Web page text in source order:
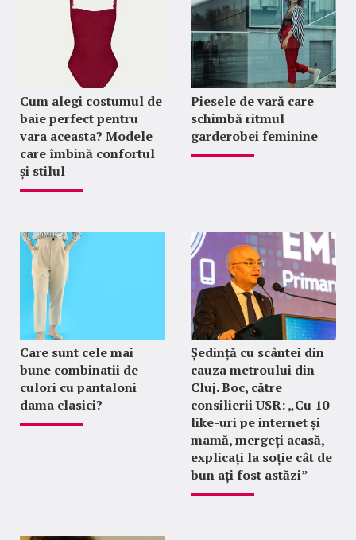
Cum alegi costumul de
baie perfect pentru
vara aceasta? Modele
care îmbină confortul
și stilul
Piesele de vară care
schimbă ritmul
garderobei feminine
Care sunt cele mai
bune combinatii de
culori cu pantaloni
dama clasici?
Ședință cu scântei din
cauza metroului din
Cluj. Boc, către
consilierii USR: „Cu 10
like-uri pe internet și
mamă, mergeți acasă,
explicați la soție cât de
bun ați fost astăzi”